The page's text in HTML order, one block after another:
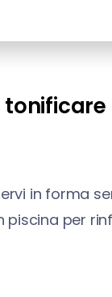
in forma
per